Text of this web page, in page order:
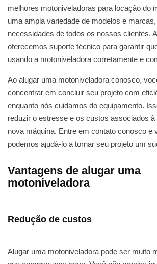
melhores motoniveladoras para locação do
uma ampla variedade de modelos e
necessidades de todos os nossos clientes.
oferecemos suporte técnico para garantir
usando a motoniveladora corretamente e
Ao alugar uma motoniveladora conosco,
concentrar em concluir seu projeto com
enquanto nós cuidamos do equipamento.
reduzir o estresse e os custos associados
nova máquina. Entre em contato conosco e
podemos ajudá-lo a tornar seu projeto um
Vantagens de alugar uma
motoniveladora
Redução de custos
Alugar uma motoniveladora pode ser muito